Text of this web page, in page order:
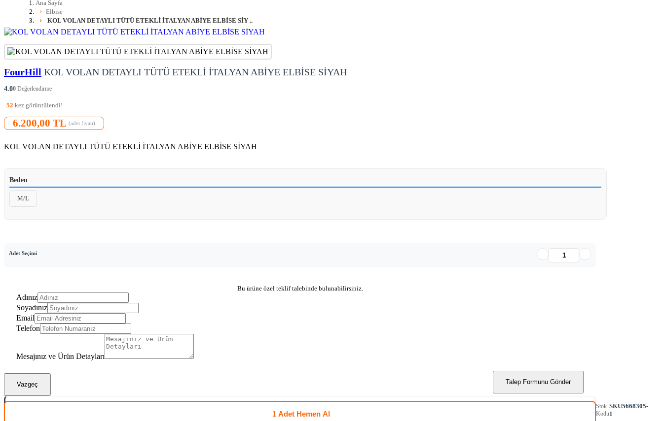
Ana Sayfa
Elbise
KOL VOLAN DETAYLI TÜTÜ ETEKLİ İTALYAN ABİYE ELBİSE SİY ..
FourHill KOL VOLAN DETAYLI TÜTÜ ETEKLİ İTALYAN ABİYE ELBİSE SİYAH
4.00 Değerlendirme
52 kez görüntülendi!
6.200,00 TL (adet fiyatı)
KOL VOLAN DETAYLI TÜTÜ ETEKLİ İTALYAN ABİYE ELBİSE SİYAH
Beden
M/L
Adet Seçimi
Bu ürüne özel teklif talebinde bulunabilirsiniz.
Adınız
Soyadınız
Email
Telefon
Mesajınız ve Ürün Detayları
Talep Formunu Gönder
Vazgeç
1 Adet Hemen Al
Stok
Kodu
SKU5668305-
1